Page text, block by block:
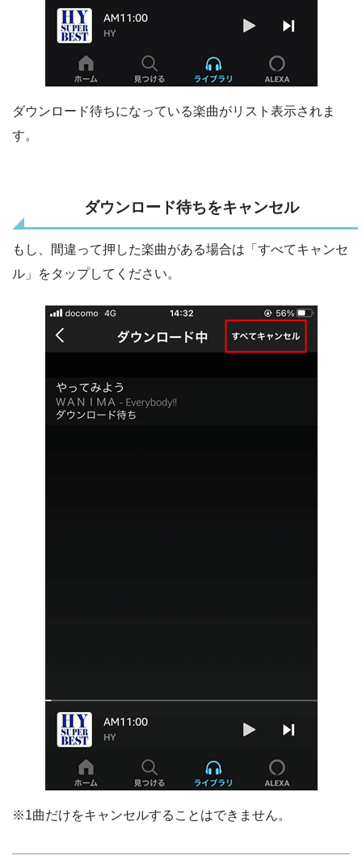
ダウンロード待ちになっている楽曲がリスト表示されま
す。
ダウンロード待ちをキャンセル
もし、間違って押した楽曲がある場合は「すべてキャンセ
ル」をタップしてください。
※1曲だけをキャンセルすることはできません。